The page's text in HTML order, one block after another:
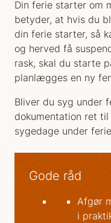
Din ferie starter om
betyder, at hvis du
din ferie starter, så
og herved få
rask, skal du starte
planlægges en ny
Bliver du syg under
dokumentation ret
sygedage under
Gode råd
Afgør
i